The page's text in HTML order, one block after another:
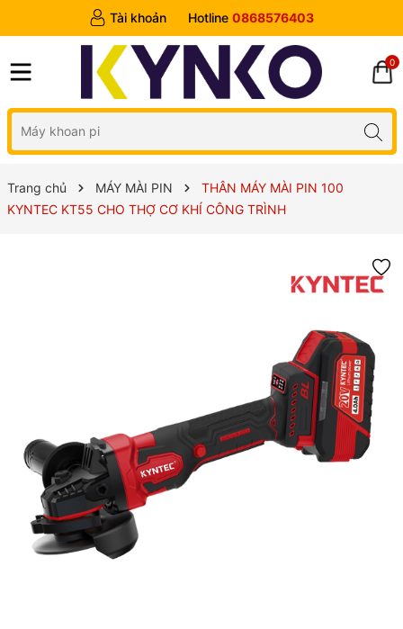
Tài khoản Hotline 0868576403
0
Trang chủ MÁY MÀI PIN
THÂN MÁY MÀI PIN 100
KYNTEC KT55 CHO THỢ CƠ KHÍ CÔNG TRÌNH